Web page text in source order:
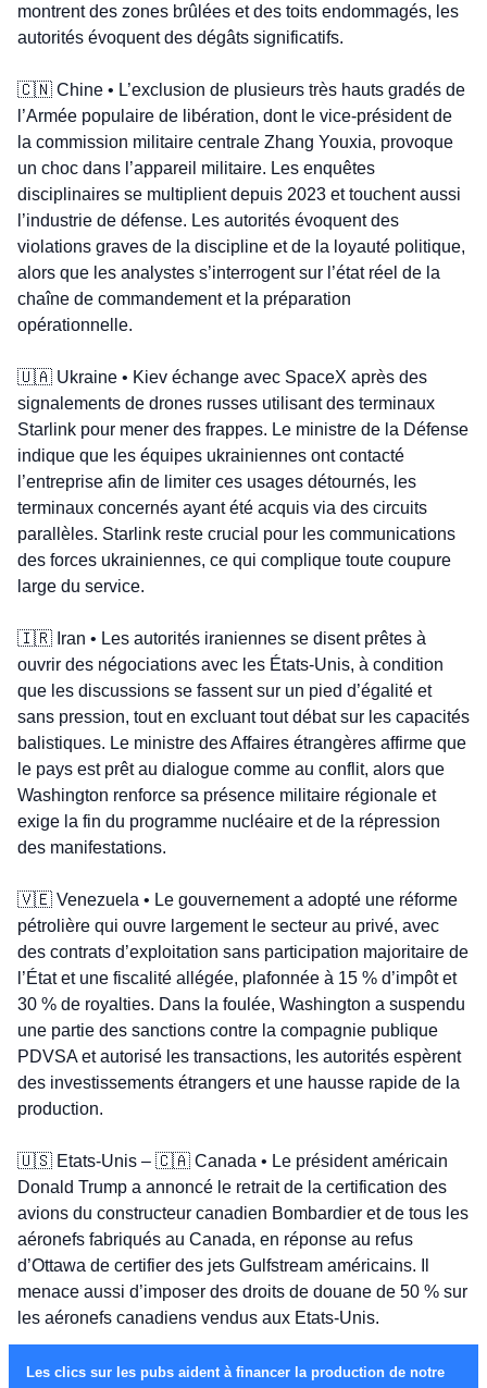
montrent des zones brûlées et des toits endommagés, les
autorités évoquent des dégâts significatifs.
🇨🇳 Chine • L’exclusion de plusieurs très hauts gradés de
l’Armée populaire de libération, dont le vice-président de
la commission militaire centrale Zhang Youxia, provoque
un choc dans l’appareil militaire. Les enquêtes
disciplinaires se multiplient depuis 2023 et touchent aussi
l’industrie de défense. Les autorités évoquent des
violations graves de la discipline et de la loyauté politique,
alors que les analystes s’interrogent sur l’état réel de la
chaîne de commandement et la préparation
opérationnelle.
🇺🇦 Ukraine • Kiev échange avec SpaceX après des
signalements de drones russes utilisant des terminaux
Starlink pour mener des frappes. Le ministre de la Défense
indique que les équipes ukrainiennes ont contacté
l’entreprise afin de limiter ces usages détournés, les
terminaux concernés ayant été acquis via des circuits
parallèles. Starlink reste crucial pour les communications
des forces ukrainiennes, ce qui complique toute coupure
large du service.
🇮🇷 Iran • Les autorités iraniennes se disent prêtes à
ouvrir des négociations avec les États-Unis, à condition
que les discussions se fassent sur un pied d’égalité et
sans pression, tout en excluant tout débat sur les capacités
balistiques. Le ministre des Affaires étrangères affirme que
le pays est prêt au dialogue comme au conflit, alors que
Washington renforce sa présence militaire régionale et
exige la fin du programme nucléaire et de la répression
des manifestations.
🇻🇪 Venezuela • Le gouvernement a adopté une réforme
pétrolière qui ouvre largement le secteur au privé, avec
des contrats d’exploitation sans participation majoritaire de
l’État et une fiscalité allégée, plafonnée à 15 % d’impôt et
30 % de royalties. Dans la foulée, Washington a suspendu
une partie des sanctions contre la compagnie publique
PDVSA et autorisé les transactions, les autorités espèrent
des investissements étrangers et une hausse rapide de la
production.
🇺🇸 Etats-Unis – 🇨🇦 Canada • Le président américain
Donald Trump a annoncé le retrait de la certification des
avions du constructeur canadien Bombardier et de tous les
aéronefs fabriqués au Canada, en réponse au refus
d’Ottawa de certifier des jets Gulfstream américains. Il
menace aussi d’imposer des droits de douane de 50 % sur
les aéronefs canadiens vendus aux Etats-Unis.
Les clics sur les pubs aident à financer la production de notre